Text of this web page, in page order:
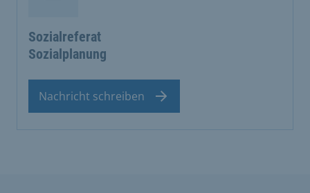
Sozialreferat
Sozialplanung
Nachricht schreiben